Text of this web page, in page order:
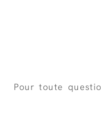
Pour toute